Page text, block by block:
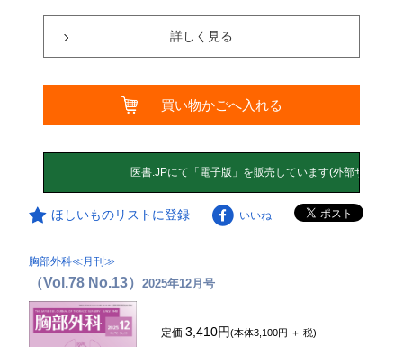
詳しく見る
買い物かごへ入れる
ほしいものリストに登録 いいね
胸部外科≪月刊≫
（Vol.78 No.13）2025年12月号
定価3,410円(本体3,100円 ＋ 税)